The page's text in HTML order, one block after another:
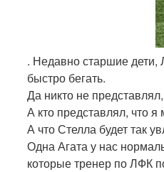
. Недавно старшие дети,
быстро бегать.
Да никто не
А кто представлял, что я
А что Стелла будет так
Одна Агата у нас
которые тренер по ЛФК